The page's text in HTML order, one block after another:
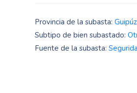
Provincia de la subasta:
Subtipo de bien subastado:
Fuente de la subasta: